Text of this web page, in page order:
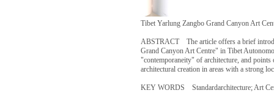
Tibet Yarlung Zangbo Grand Canyon Art
ABSTRACT The article offers a brief
Grand Canyon Art Centre" in Tibet
"contemporaneity" of architecture, and
architectural creation in areas with a strong
KEY WORDS Standardarchitecture; Art